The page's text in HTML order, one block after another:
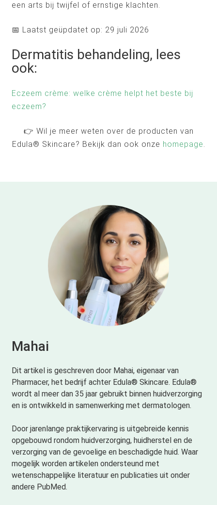
een arts bij twijfel of ernstige klachten.
📅 Laatst geüpdatet op: 29 juli 2026
Dermatitis behandeling, lees
ook:
Eczeem crème: welke crème helpt het beste bij
eczeem?
👉 Wil je meer weten over de producten van
Edula® Skincare? Bekijk dan ook onze homepage.
Mahai
Dit artikel is geschreven door Mahai, eigenaar van
Pharmacer, het bedrijf achter Edula® Skincare. Edula®
wordt al meer dan 35 jaar gebruikt binnen huidverzorging
en is ontwikkeld in samenwerking met dermatologen.
Door jarenlange praktijkervaring is uitgebreide kennis
opgebouwd rondom huidverzorging, huidherstel en de
verzorging van de gevoelige en beschadigde huid. Waar
mogelijk worden artikelen ondersteund met
wetenschappelijke literatuur en publicaties uit onder
andere PubMed.